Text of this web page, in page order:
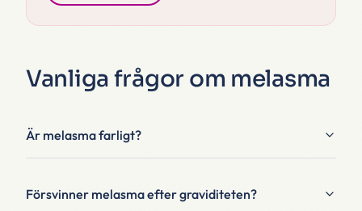
Vanliga frågor om melasma
Är melasma farligt?
Försvinner melasma efter graviditeten?